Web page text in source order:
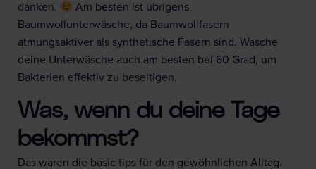
danken.
Am besten ist übrigens
Baumwollunterwäsche, da Baumwollfasern
atmungsaktiver als synthetische Fasern sind. Wasche
deine Unterwäsche auch am besten bei 60 Grad, um
Bakterien effektiv zu beseitigen.
Was, wenn du deine Tage
bekommst?
Das waren die basic tips für den gewöhnlichen Alltag.